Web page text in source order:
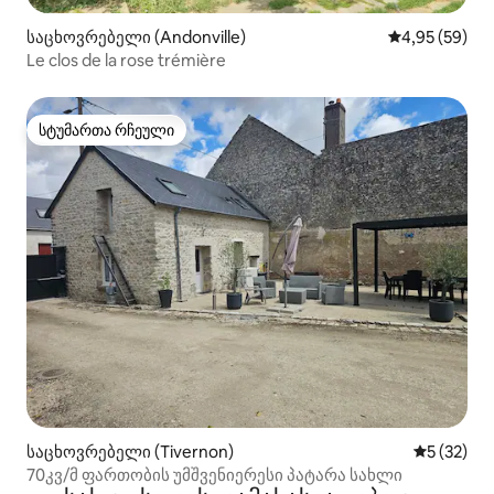
საცხოვრებელი (Andonville) საშუალო
4,95 (59)
Le clos de la rose trémière
სტუმართა რჩეული
სტუმართა რჩეული
საცხოვრებელი (Tivernon) საშუალო
5 (32)
70კვ/მ ფართობის უმშვენიერესი პატარა სახლი